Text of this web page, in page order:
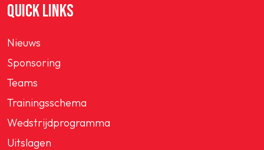
QUICK LINKS
Nieuws
Sponsoring
Teams
Trainingsschema
Wedstrijdprogramma
Uitslagen